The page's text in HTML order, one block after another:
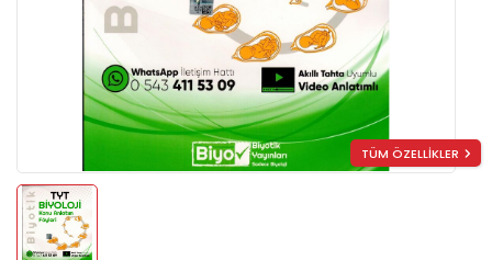
TÜM ÖZELLİKLER